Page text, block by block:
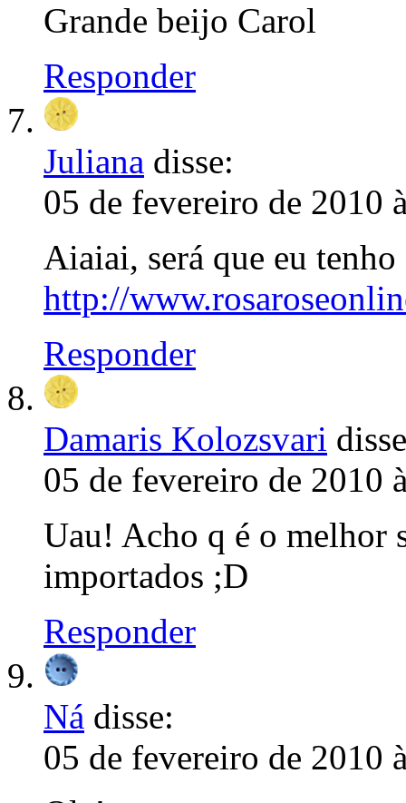
Grande beijo Carol
Responder
Juliana disse:
05 de fevereiro de 2010
Aiaiai, será que eu tenho
http://
Responder
Damaris Kolozsvari
05 de fevereiro de 2010
Uau! Acho q é o melhor
importados ;D
Responder
Ná disse:
05 de fevereiro de 2010